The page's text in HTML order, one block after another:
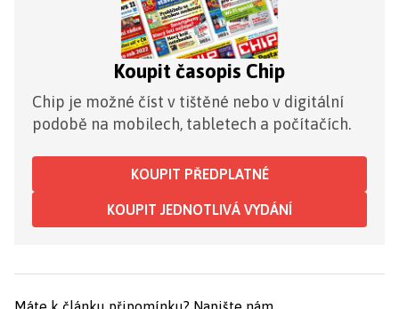
Koupit časopis Chip
Chip je možné číst v tištěné nebo v digitální
podobě na mobilech, tabletech a počítačích.
KOUPIT PŘEDPLATNÉ
KOUPIT JEDNOTLIVÁ VYDÁNÍ